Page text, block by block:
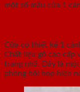
một số mẫu cửa 1
Cửa có thiết kế 1
Chất liệu gỗ cao cấp
trang nhã. Đây là
phòng hội họp hiện